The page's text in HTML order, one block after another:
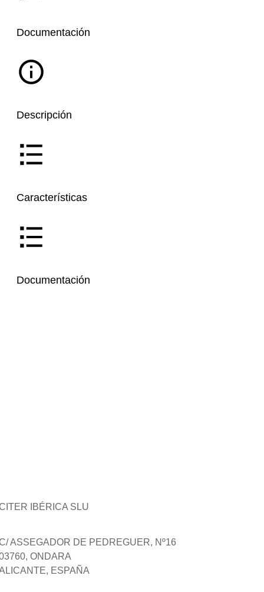
Documentación
Descripción
Características
Documentación
IBÉRICA SLU
ASSEGADOR DE PEDREGUER, Nº16
ONDARA
ESPAÑA